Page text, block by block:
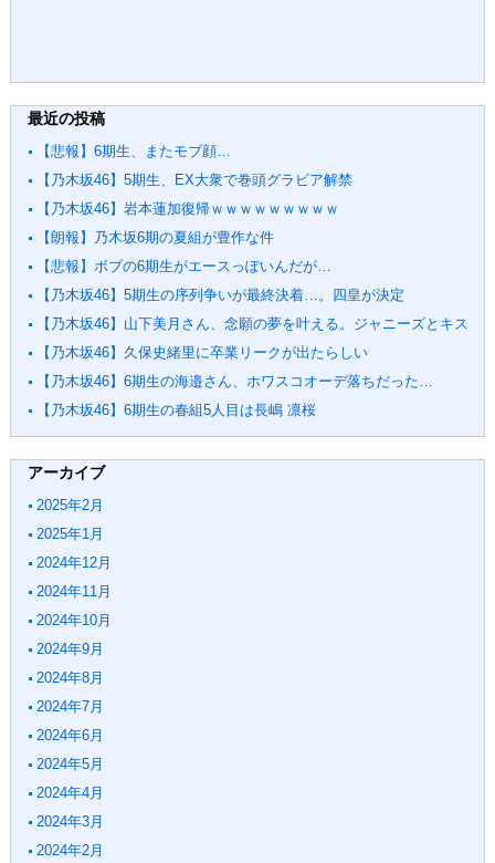
最近の投稿
【悲報】6期生、またモブ顔…
【乃木坂46】5期生、EX大衆で巻頭グラビア解禁
【乃木坂46】岩本蓮加復帰ｗｗｗｗｗｗｗｗｗ
【朗報】乃木坂6期の夏組が豊作な件
【悲報】ボブの6期生がエースっぽいんだが…
【乃木坂46】5期生の序列争いが最終決着…。四皇が決定
【乃木坂46】山下美月さん、念願の夢を叶える。ジャニーズとキス
【乃木坂46】久保史緒里に卒業リークが出たらしい
【乃木坂46】6期生の海邉さん、ホワスコオーデ落ちだった…
【乃木坂46】6期生の春組5人目は長嶋 凛桜
アーカイブ
2025年2月
2025年1月
2024年12月
2024年11月
2024年10月
2024年9月
2024年8月
2024年7月
2024年6月
2024年5月
2024年4月
2024年3月
2024年2月